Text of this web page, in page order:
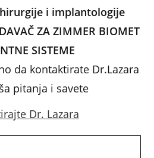
i implantologije
ZA ZIMMER BIOMET
SISTEME
da kontaktirate Dr.Lazara
pitanja i savete
Dr. Lazara